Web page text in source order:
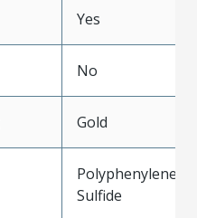
Yes
No
Gold
Polyphenylene
Sulfide